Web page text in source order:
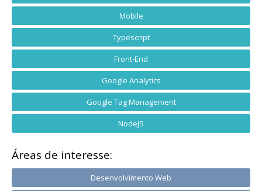
Mobile
Typescript
Front-End
Google Analytics
Google Tag Management
NodeJS
Áreas de interesse:
Desenvolvimento Web